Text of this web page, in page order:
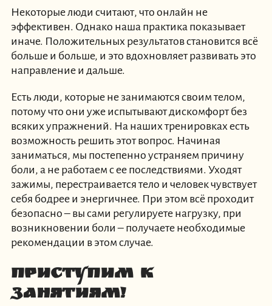
Некоторые люди считают, что онлайн не
эффективен. Однако наша практика показывает
иначе. Положительных результатов становится всё
больше и больше, и это вдохновляет развивать это
направление и дальше.
Есть люди, которые не занимаются своим телом,
потому что они уже испытывают дискомфорт без
всяких упражнений. На наших тренировках есть
возможность решить этот вопрос. Начиная
заниматься, мы постепенно устраняем причину
боли, а не работаем с ее последствиями. Уходят
зажимы, перестраивается тело и человек чувствует
себя бодрее и энергичнее. При этом всё проходит
безопасно – вы сами регулируете нагрузку, при
возникновении боли – получаете необходимые
рекомендации в этом случае.
Приступим к
занятиям!